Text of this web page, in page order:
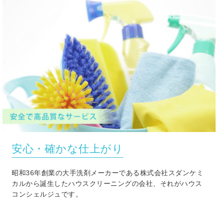
安心・確かな仕上がり
昭和36年創業の大手洗剤メーカーである株式会社スダンケミ
カルから誕生したハウスクリーニングの会社、それがハウス
コンシェルジュです。